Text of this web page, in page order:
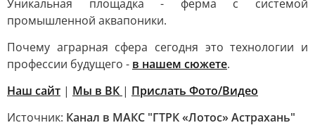
Уникальная площадка - ферма с системой
промышленной аквапоники.
Почему аграрная сфера сегодня это технологии и
профессии будущего - в нашем сюжете.
Наш сайт | Мы в ВК | Прислать Фото/Видео
Источник: Канал в МАКС "ГТРК «Лотос» Астрахань"